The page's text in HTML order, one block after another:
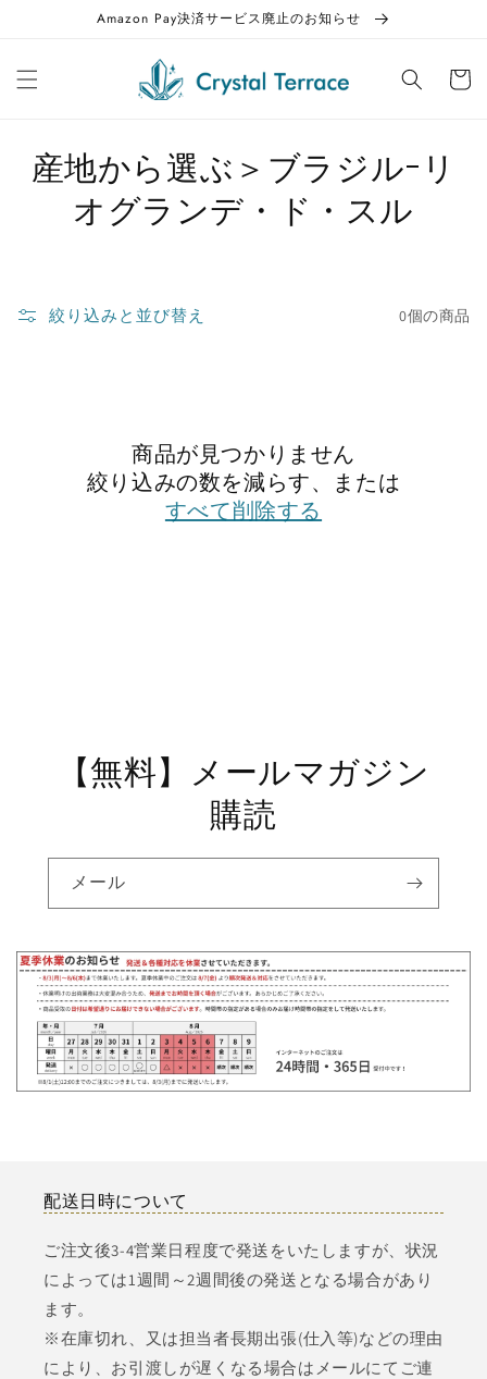
Amazon Pay決済サービス廃止のお知らせ
ー
コ
シ
ョ
産地から選ぶ＞ブラジルｰリ
オグランデ・ド・スル
絞り込みと並び替え 0個の商品
商品が見つかりません
絞り込みの数を減らす、または
すべて削除する
【無料】メールマガジン
購読
メール
配送日時について
ご注文後3-4営業日程度で発送をいたしますが、状況
によっては1週間～2週間後の発送となる場合があり
ます。
※在庫切れ、又は担当者長期出張(仕入等)などの理由
により、お引渡しが遅くなる場合はメールにてご連